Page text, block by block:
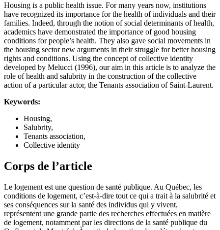
Housing is a public health issue. For many years now, institutions
have recognized its importance for the health of individuals and their
families. Indeed, through the notion of social determinants of health,
academics have demonstrated the importance of good housing
conditions for people’s health. They also gave social movements in
the housing sector new arguments in their struggle for better housing
rights and conditions. Using the concept of collective identity
developed by Melucci (1996), our aim in this article is to analyze the
role of health and salubrity in the construction of the collective
action of a particular actor, the Tenants association of Saint-Laurent.
Keywords:
Housing,
Salubrity,
Tenants association,
Collective identity
Corps de l’article
Le logement est une question de santé publique. Au Québec, les
conditions de logement, c’est-à-dire tout ce qui a trait à la salubrité et
ses conséquences sur la santé des individus qui y vivent,
représentent une grande partie des recherches effectuées en matière
de logement, notamment par les directions de la santé publique du